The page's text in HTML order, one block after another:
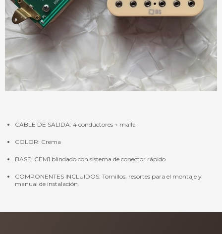
CABLE DE SALIDA: 4 conductores + malla
COLOR: Crema
BASE: CEM1 blindado con sistema de conector rápido.
COMPONENTES INCLUIDOS: Tornillos, resortes para el montaje y
manual de instalación.